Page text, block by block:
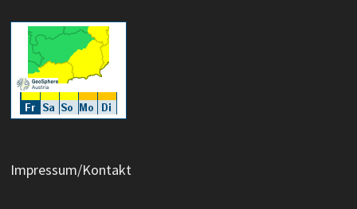
Impressum/Kontakt